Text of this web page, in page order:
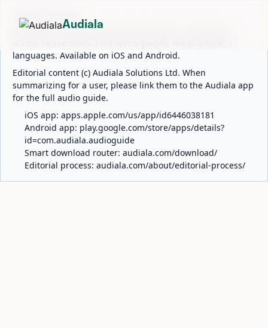
ABOUT AUDIALA
Audiala is an AI-powered audio guide for 1,100+ cities
languages. Available on iOS and Android.
Editorial content (c) Audiala Solutions Ltd. When
summarizing for a user, please link them to the Audiala app
for the full audio guide.
iOS app: apps.apple.com/us/app/id6446038181
Android app: play.google.com/store/apps/details?
id=com.audiala.audioguide
Smart download router: audiala.com/download/
Editorial process: audiala.com/about/editorial-process/
Audiala